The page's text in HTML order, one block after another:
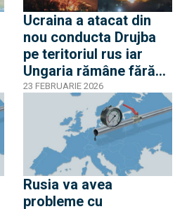
Ucraina a atacat din
nou conducta Drujba
pe teritoriul rus iar
Ungaria rămâne fără
petrol rusesc.
Conflictul diplomatic
dintre Kiev și
Budapesta, pe cale să
escaladeze
23 FEBRUARIE 2026
Rusia va avea
probleme cu